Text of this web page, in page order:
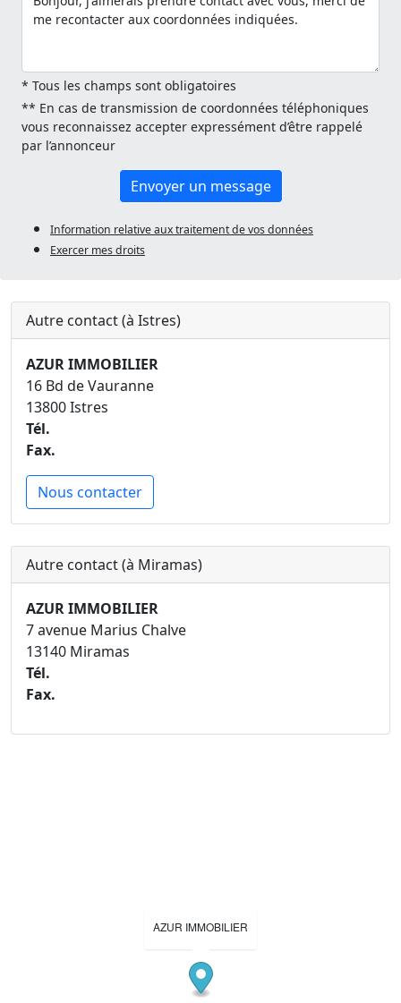
* Tous les champs sont obligatoires
** En cas de transmission de coordonnées téléphoniques
vous reconnaissez accepter expressément d’être rappelé
par l’annonceur
Envoyer un message
Information relative aux traitement de vos données
Exercer mes droits
Autre contact (à Istres)
AZUR IMMOBILIER
16 Bd de Vauranne
13800 Istres
Tél.
Fax.
Nous contacter
Autre contact (à Miramas)
AZUR IMMOBILIER
7 avenue Marius Chalve
13140 Miramas
Tél.
Fax.
AZUR IMMOBILIER